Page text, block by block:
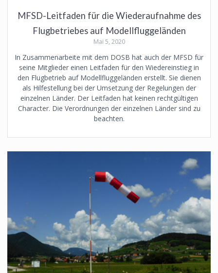
MFSD-Leitfaden für die Wiederaufnahme des
Flugbetriebes auf Modellfluggeländen
Mai 5, 2020
In Zusammenarbeite mit dem DOSB hat auch der MFSD für
seine Mitglieder einen Leitfaden für den Wiedereinstieg in
den Flugbetrieb auf Modellfluggeländen erstellt. Sie dienen
als Hilfestellung bei der Umsetzung der Regelungen der
einzelnen Länder. Der Leitfaden hat keinen rechtgültigen
Character. Die Verordnungen der einzelnen Länder sind zu
beachten.